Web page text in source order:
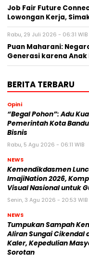
Job Fair Future
Lowongan Kerja,
Rabu, 29 Juli 2026 - 06:31 WIB
Puan Maharani:
Generasi karena Anak
BERITA TERBARU
Opini
“Begal Pohon”: Adu
Pemerintah Kota
Bisnis
Rabu, 5 Agu 2026 - 06:11 WIB
NEWS
Kemendikdasmen
ImajiNation 2026,
Visual Nasional untuk
Senin, 3 Agu 2026 - 20:53 WIB
NEWS
Tumpukan Sampah
Aliran Sungai Cikendal
Kaler, Kepedulian
Sorotan